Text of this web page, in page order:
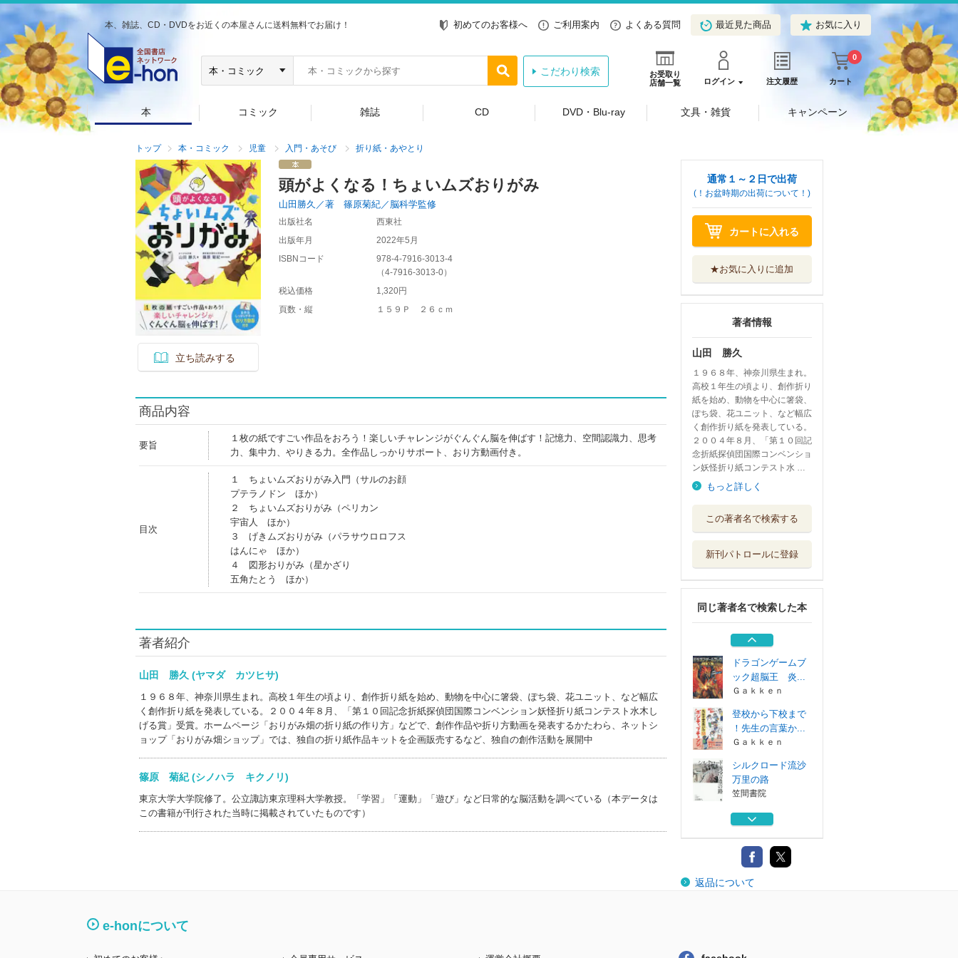
本、雑誌、CD・DVDをお近くの本屋さんに送料無料でお届け！ 初めてのお客様へ ご利用案内 よくある質問 最近見た商品 お気に入り
お受取り
店舗一覧
ログイン 注文履歴 カート
0
こだわり検索
本 コミック 雑誌 CD DVD・Blu-ray 文具・雑貨 キャンペーン
トップ 本・コミック 児童 入門・あそび 折り紙・あやとり
立ち読みする
頭がよくなる！ちょいムズおりがみ
山田勝久／著 篠原菊紀／脳科学監修
出版社名
西東社
出版年月
2022年5月
ISBNコード
978-4-7916-3013-4
（4-7916-3013-0）
税込価格
1,320円
頁数・縦
１５９Ｐ ２６ｃｍ
商品内容
要旨
１枚の紙ですごい作品をおろう！楽しいチャレンジがぐんぐん脳を伸ばす！記憶力、空間認識力、思考
力、集中力、やりきる力。全作品しっかりサポート、おり方動画付き。
目次
１ ちょいムズおりがみ入門（サルのお顔
プテラノドン ほか）
２ ちょいムズおりがみ（ペリカン
宇宙人 ほか）
３ げきムズおりがみ（パラサウロロフス
はんにゃ ほか）
４ 図形おりがみ（星かざり
五角たとう ほか）
著者紹介
山田 勝久 (ヤマダ カツヒサ)
１９６８年、神奈川県生まれ。高校１年生の頃より、創作折り紙を始め、動物を中心に箸袋、ぽち袋、花ユニット、など幅広
く創作折り紙を発表している。２００４年８月、「第１０回記念折紙探偵団国際コンベンション妖怪折り紙コンテスト水木し
げる賞」受賞。ホームページ「おりがみ畑の折り紙の作り方」などで、創作作品や折り方動画を発表するかたわら、ネットシ
ョップ「おりがみ畑ショップ」では、独自の折り紙作品キットを企画販売するなど、独自の創作活動を展開中
篠原 菊紀 (シノハラ キクノリ)
東京大学大学院修了。公立諏訪東京理科大学教授。「学習」「運動」「遊び」など日常的な脳活動を調べている（本データは
この書籍が刊行された当時に掲載されていたものです）
通常１～２日で出荷
(！お盆時期の出荷について！)
カートに入れる
★お気に入りに追加
著者情報
山田 勝久
１９６８年、神奈川県生まれ。
高校１年生の頃より、創作折り
紙を始め、動物を中心に箸袋、
ぽち袋、花ユニット、など幅広
く創作折り紙を発表している。
２００４年８月、「第１０回記
念折紙探偵団国際コンベンショ
ン妖怪折り紙コンテスト水 …
もっと詳しく
この著者名で検索する
新刊パトロールに登録
同じ著者名で検索した本
万里の路
イラストで楽しむ
成美堂出版
解いて楽しい学ん
で楽しい日本の...
ブティック社
ドラゴンゲームブ
ック超脳王 炎...
Ｇａｋｋｅｎ
登校から下校まで
！先生の言葉か...
Ｇａｋｋｅｎ
シルクロード流沙
万里の路
笠間書院
イラストで楽しむ
成美堂出版
解いて楽しい学ん
で楽しい日本の...
返品について
e-honについて